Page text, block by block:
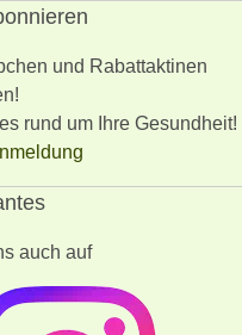
und Rabattaktinen
rund um Ihre Gesundheit!
auch auf